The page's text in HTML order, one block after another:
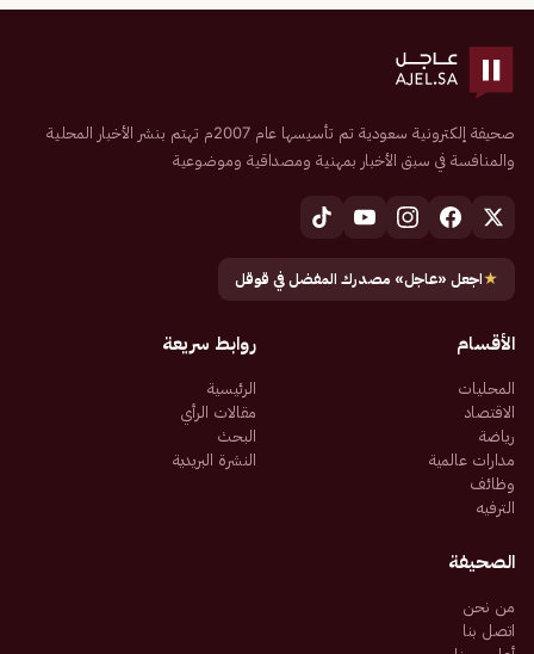
صحيفة إلكترونية سعودية تم تأسيسها عام 2007م تهتم بنشر الأخبار المحلية
والمنافسة في سبق الأخبار بمهنية ومصداقية وموضوعية
★اجعل «عاجل» مصدرك المفضل في قوقل
الأقسام
المحليات
الاقتصاد
رياضة
مدارات عالمية
وظائف
الترفيه
روابط سريعة
الرئيسية
مقالات الرأي
البحث
النشرة البريدية
الصحيفة
من نحن
اتصل بنا